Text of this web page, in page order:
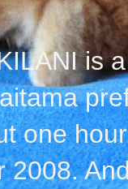
is
one
2008.